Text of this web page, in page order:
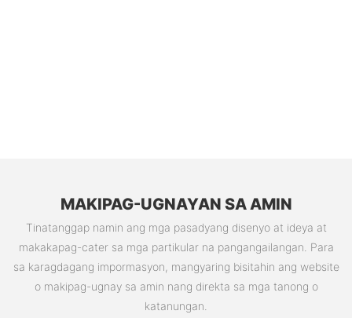
MAKIPAG-UGNAYAN SA AMIN
Tinatanggap namin ang mga pasadyang disenyo at ideya at
makakapag-cater sa mga partikular na pangangailangan. Para
sa karagdagang impormasyon, mangyaring bisitahin ang website
o makipag-ugnay sa amin nang direkta sa mga tanong o
katanungan.